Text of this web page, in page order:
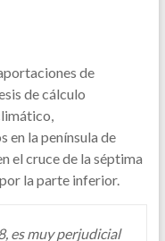
de
de cálculo
en la península de
el cruce de la séptima
la parte inferior.
es muy perjudicial